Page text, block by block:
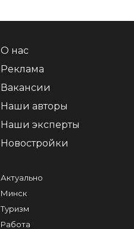
О нас
Реклама
Вакансии
Наши авторы
Наши эксперты
Новостройки
Актуально
Минск
Туризм
Работа